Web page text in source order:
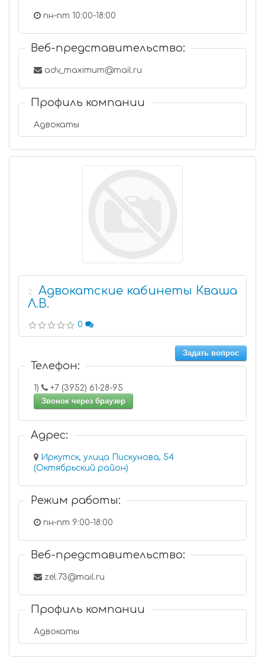
пн-пт 10:00-18:00
Веб-представительство:
adv_maximum@mail.ru
Профиль компании
Адвокаты
2
Адвокатские кабинеты Кваша
Л.В.
0
Задать вопрос
Телефон:
1)
+7 (3952) 61-28-95
Звонок через браузер
Адрес:
Иркутск, улица Пискунова, 54
(Октябрьский район)
Режим работы:
пн-пт 9:00-18:00
Веб-представительство:
zel.73@mail.ru
Профиль компании
Адвокаты